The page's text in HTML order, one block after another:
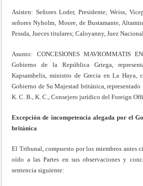
Asisten: Señores Loder, Presidente; Weiss,
señores Nyholm, Moore, de Bustamante,
Pessda, Jueces titulares; Caloyanny, Juez Nacional.
Asunto: CONCESIONES MAVROMMATIS
Gobierno de la República Griega,
Kapsambelis, ministro de Grecia en La Haya,
Gobierno de Su Majestad británica, representado
K. C. B., K. C., Consejero jurídico del Foreign
Excepción de incompetencia alegada por el
británica
El Tribunal, compuesto por los miembros antes
oído a las Partes en sus observaciones y
sentencia siguiente: